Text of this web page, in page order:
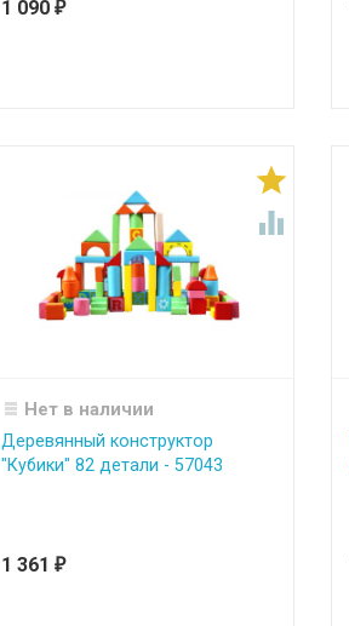
1 090 ₽


Нет в наличии
Деревянный конструктор
"Кубики" 82 детали - 57043
1 361 ₽